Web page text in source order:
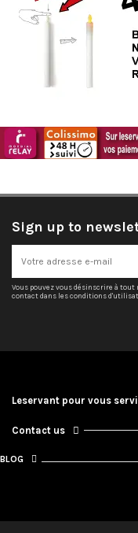
Sign up to
Vous pouvez vous désinscrire à
contact dans les conditions
Leservant pour vous
Contact us
BLOG